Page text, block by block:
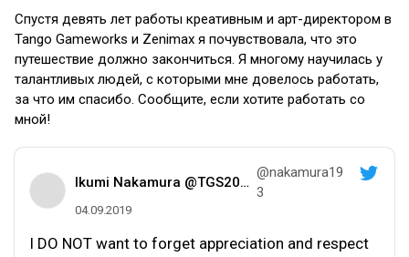
Спустя девять лет работы креативным и арт-директором в
Tango Gameworks и Zenimax я почувствовала, что это
путешествие должно закончиться. Я многому научилась у
талантливых людей, с которыми мне довелось работать,
за что им спасибо. Сообщите, если хотите работать со
мной!
Ikumi Nakamura @TGS2019
@nakamura19
3
04.09.2019
I DO NOT want to forget appreciation and respect